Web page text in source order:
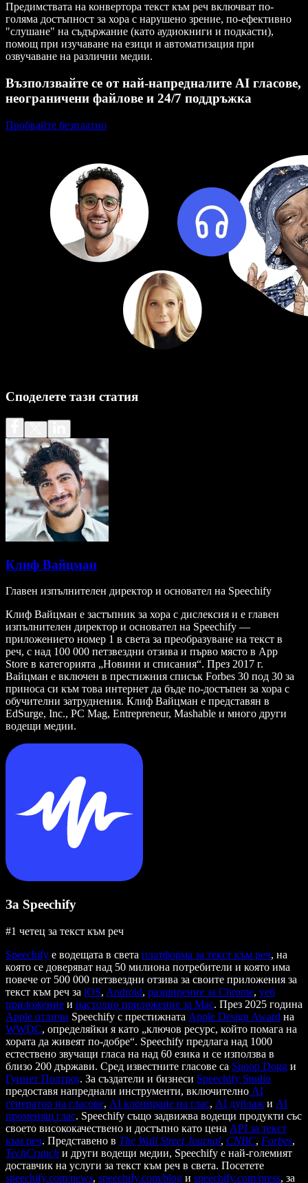
Предимствата на конвертора текст към реч включват по-
голяма достъпност за хора с нарушено зрение, по-ефективно
"слушане" на съдържание (като аудиокниги и подкасти),
помощ при изучаване на езици и автоматизация при
озвучаване на различни медии.
Възползвайте се от най-напредналите AI гласове,
неограничени файлове и 24/7 поддръжка
Пробвайте безплатно
Споделете тази статия
Клиф Вайцман
Главен изпълнителен директор и основател на Speechify
Клиф Вайцман е застъпник за хора с дислексия и е главен
изпълнителен директор и основател на Speechify —
приложението номер 1 в света за преобразуване на текст в
реч, с над 100 000 петзвездни отзива и първо място в App
Store в категорията „Новини и списания“. През 2017 г.
Вайцман е включен в престижния списък Forbes 30 под 30 за
приноса си към това интернет да бъде по-достъпен за хора с
обучителни затруднения. Клиф Вайцман е представян в
EdSurge, Inc., PC Mag, Entrepreneur, Mashable и много други
водещи медии.
За Speechify
#1 четец за текст към реч
Speechify е водещата в света платформа за текст към реч, на
която се доверяват над 50 милиона потребители и която има
повече от 500 000 петзвездни отзива за своите приложения за
текст към реч за iOS, Android, разширение за Chrome, уеб
приложение и настолно приложение за Mac. През 2025 година
Apple отличи Speechify с престижната Apple Design Award на
WWDC, определяйки я като „ключов ресурс, който помага на
хората да живеят по-добре“. Speechify предлага над 1000
естествено звучащи гласа на над 60 езика и се използва в
близо 200 държави. Сред известните гласове са Snoop Dogg и
Гуинет Полтроу. За създатели и бизнеси Speechify Studio
предоставя напреднали инструменти, включително AI
генератор на гласове, AI клониране на глас, AI дублаж и AI
променящ глас. Speechify също задвижва водещи продукти със
своето висококачествено и достъпно като цена API за текст
към реч. Представено в The Wall Street Journal, CNBC, Forbes,
TechCrunch и други водещи медии, Speechify е най-големият
доставчик на услуги за текст към реч в света. Посетете
speechify.com/news, speechify.com/blog и speechify.com/press, за